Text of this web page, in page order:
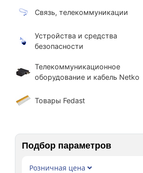
Связь, телекоммуникации
Устройства и средства
безопасности
Телекоммуникационное
оборудование и кабель Netko
Товары Fedast
Подбор параметров
Розничная цена